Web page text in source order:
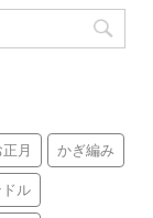
正月 かぎ編み
ル